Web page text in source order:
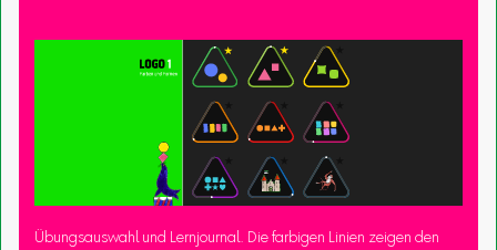
Übungsauswahl und Lernjournal. Die farbigen Linien zeigen den